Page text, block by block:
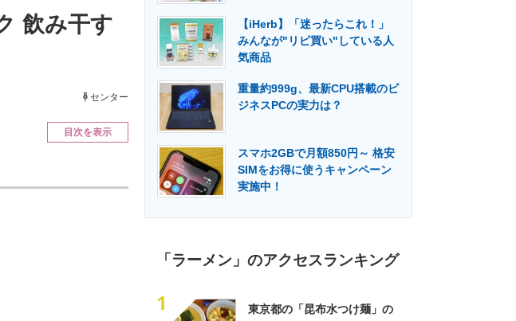
応用 エネルギーの専門メディア 建設×テクノロジーの最前線
飲み干す
センター
目次を表示
【iHerb】「迷ったらこれ！」
みんなが"リピ買い"している人
気商品
重量約999g、最新CPU搭載のビ
ジネスPCの実力は？
スマホ2GBで月額850円～ 格安
SIMをお得に使うキャンペーン
実施中！
「ラーメン」のアクセスランキング
1
東京都の「昆布水つけ麺」の